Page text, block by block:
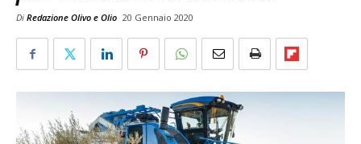
Di Redazione Olivo e Olio 20 Gennaio 2020